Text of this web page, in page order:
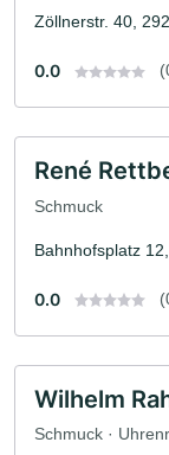
Zöllnerstr. 40,
0.0
René
Schmuck
Bahnhofsplatz
0.0
Wilhelm
Schmuck ·